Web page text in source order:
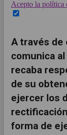
Acepto la política
A través de
comunica
recaba
de su
ejercer los
forma de